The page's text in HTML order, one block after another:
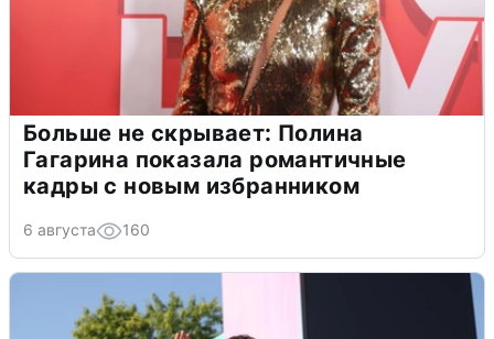
Больше не скрывает: Полина
Гагарина показала романтичные
кадры с новым избранником
6 августа 160